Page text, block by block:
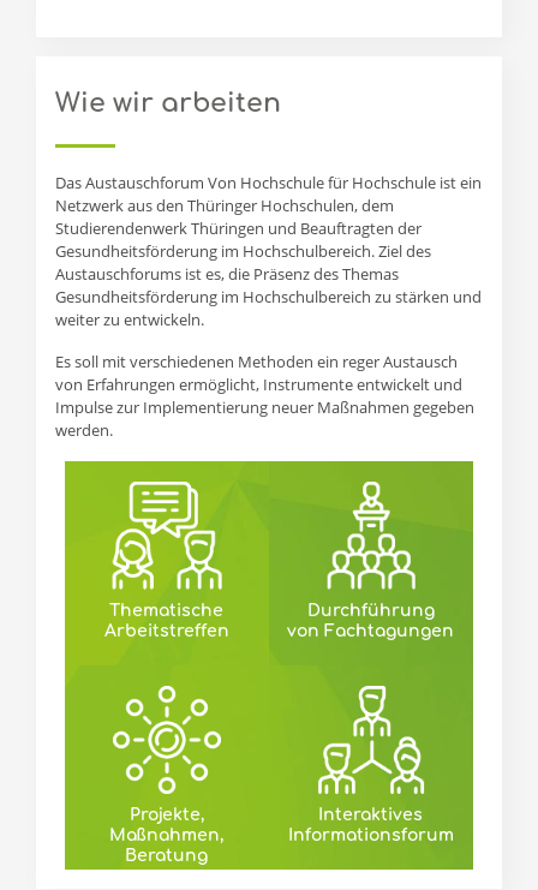
Wie wir arbeiten
Das Austauschforum Von Hochschule für Hochschule ist ein
Netzwerk aus den Thüringer Hochschulen, dem
Studierendenwerk Thüringen und Beauftragten der
Gesundheitsförderung im Hochschulbereich. Ziel des
Austauschforums ist es, die Präsenz des Themas
Gesundheitsförderung im Hochschulbereich zu stärken und
weiter zu entwickeln.
Es soll mit verschiedenen Methoden ein reger Austausch
von Erfahrungen ermöglicht, Instrumente entwickelt und
Impulse zur Implementierung neuer Maßnahmen gegeben
werden.
Thematische
Arbeitstreffen
Durchführung
von Fachtagungen
Projekte,
Maßnahmen,
Beratung
Interaktives
Informationsforum